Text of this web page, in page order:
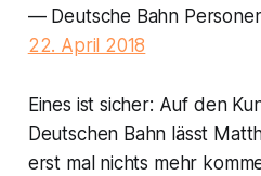
— Deutsche Bahn
22. April 2018
Eines ist sicher: Auf den
Deutschen Bahn lässt
erst mal nichts mehr